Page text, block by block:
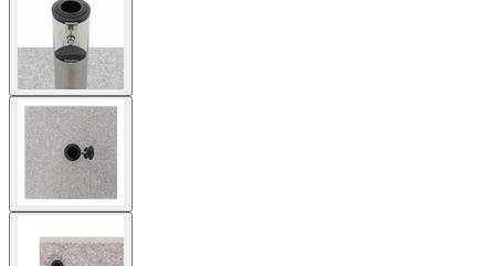
larger
image
View
larger
image
larger
image